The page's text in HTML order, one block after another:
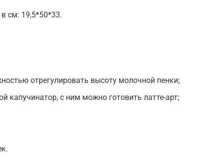
см: 19,5*50*33.
отрегулировать высоту молочной пенки;
капучинатор, с ним можно готовить латте-арт;